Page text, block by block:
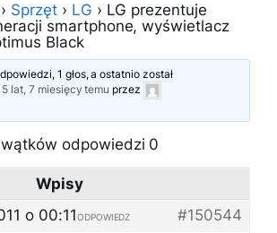
› Sprzęt › LG › LG prezentuje
smartphone, wyświetlacz
Black
1 głos, a ostatnio został
lat, 7 miesięcy temu przez
odpowiedzi 0
Wpisy
o 00:11
#150544
ODPOWIEDZ